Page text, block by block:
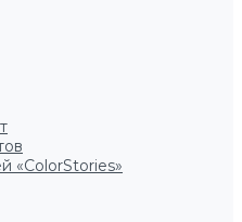
«ColorStories»